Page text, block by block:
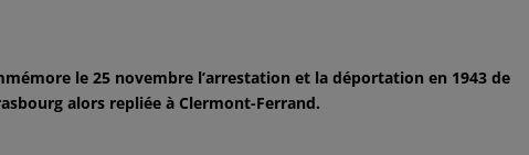
le 25 novembre l’arrestation et la déportation en 1943 de
alors repliée à Clermont-Ferrand.